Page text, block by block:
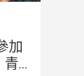
加
...